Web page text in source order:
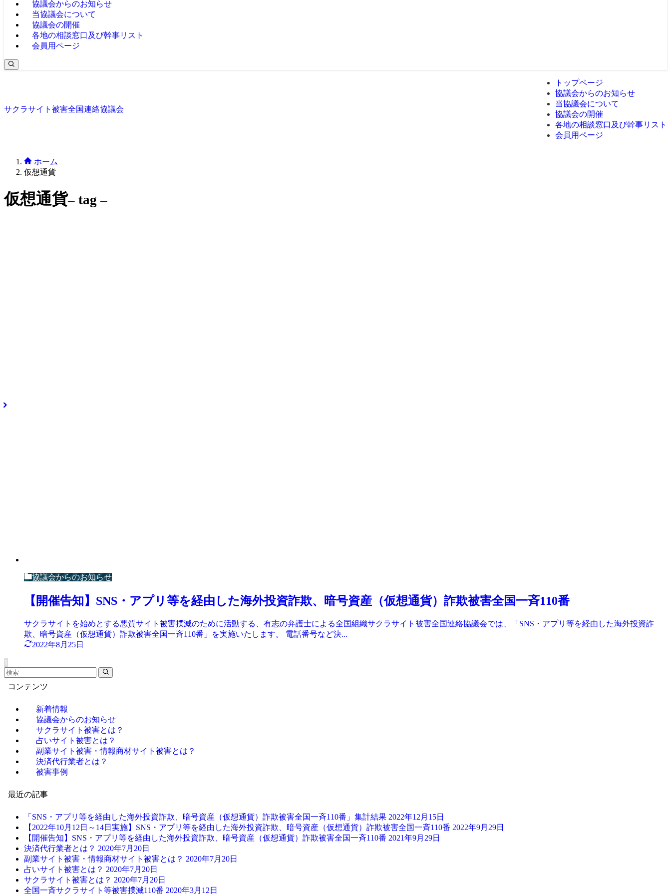
協議会からのお知らせ
当協議会について
協議会の開催
各地の相談窓口及び幹事リスト
会員用ページ
サクラサイト被害全国連絡協議会
トップページ
協議会からのお知らせ
当協議会について
協議会の開催
各地の相談窓口及び幹事リスト
会員用ページ
ホーム
仮想通貨
仮想通貨– tag –
協議会からのお知らせ
【開催告知】SNS・アプリ等を経由した海外投資詐欺、暗号資産（仮想通貨）詐欺被害全国一斉110番
サクラサイトを始めとする悪質サイト被害撲滅のために活動する、有志の弁護士による全国組織サクラサイト被害全国連絡協議会では、「SNS・アプリ等を経由した海外投資詐
欺、暗号資産（仮想通貨）詐欺被害全国一斉110番」を実施いたします。 電話番号など決...
2022年8月25日
1
コンテンツ
新着情報
協議会からのお知らせ
サクラサイト被害とは？
占いサイト被害とは？
副業サイト被害・情報商材サイト被害とは？
決済代行業者とは？
被害事例
最近の記事
「SNS・アプリ等を経由した海外投資詐欺、暗号資産（仮想通貨）詐欺被害全国一斉110番」集計結果 2022年12月15日
【2022年10月12日～14日実施】SNS・アプリ等を経由した海外投資詐欺、暗号資産（仮想通貨）詐欺被害全国一斉110番 2022年9月29日
【開催告知】SNS・アプリ等を経由した海外投資詐欺、暗号資産（仮想通貨）詐欺被害全国一斉110番 2021年9月29日
決済代行業者とは？ 2020年7月20日
副業サイト被害・情報商材サイト被害とは？ 2020年7月20日
占いサイト被害とは？ 2020年7月20日
サクラサイト被害とは？ 2020年7月20日
全国一斉サクラサイト等被害撲滅110番 2020年3月12日